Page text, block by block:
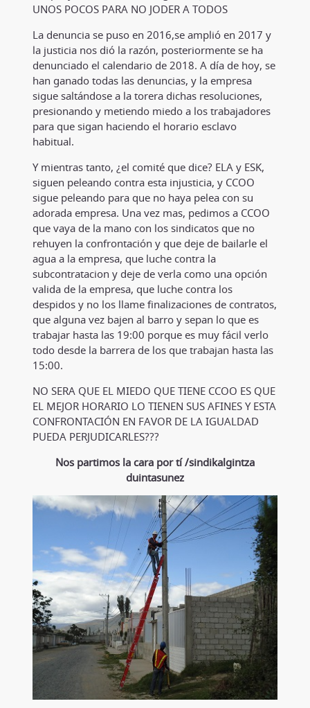
UNOS POCOS PARA NO JODER A TODOS
La denuncia se puso en 2016,se amplió en 2017 y
la justicia nos dió la razón, posteriormente se ha
denunciado el calendario de 2018. A día de hoy, se
han ganado todas las denuncias, y la empresa
sigue saltándose a la torera dichas resoluciones,
presionando y metiendo miedo a los trabajadores
para que sigan haciendo el horario esclavo
habitual.
Y mientras tanto, ¿el comité que dice? ELA y ESK,
siguen peleando contra esta injusticia, y CCOO
sigue peleando para que no haya pelea con su
adorada empresa. Una vez mas, pedimos a CCOO
que vaya de la mano con los sindicatos que no
rehuyen la confrontación y que deje de bailarle el
agua a la empresa, que luche contra la
subcontratacion y deje de verla como una opción
valida de la empresa, que luche contra los
despidos y no los llame finalizaciones de contratos,
que alguna vez bajen al barro y sepan lo que es
trabajar hasta las 19:00 porque es muy fácil verlo
todo desde la barrera de los que trabajan hasta las
15:00.
NO SERA QUE EL MIEDO QUE TIENE CCOO ES QUE
EL MEJOR HORARIO LO TIENEN SUS AFINES Y ESTA
CONFRONTACIÓN EN FAVOR DE LA IGUALDAD
PUEDA PERJUDICARLES???
Nos partimos la cara por tí /sindikalgintza
duintasunez